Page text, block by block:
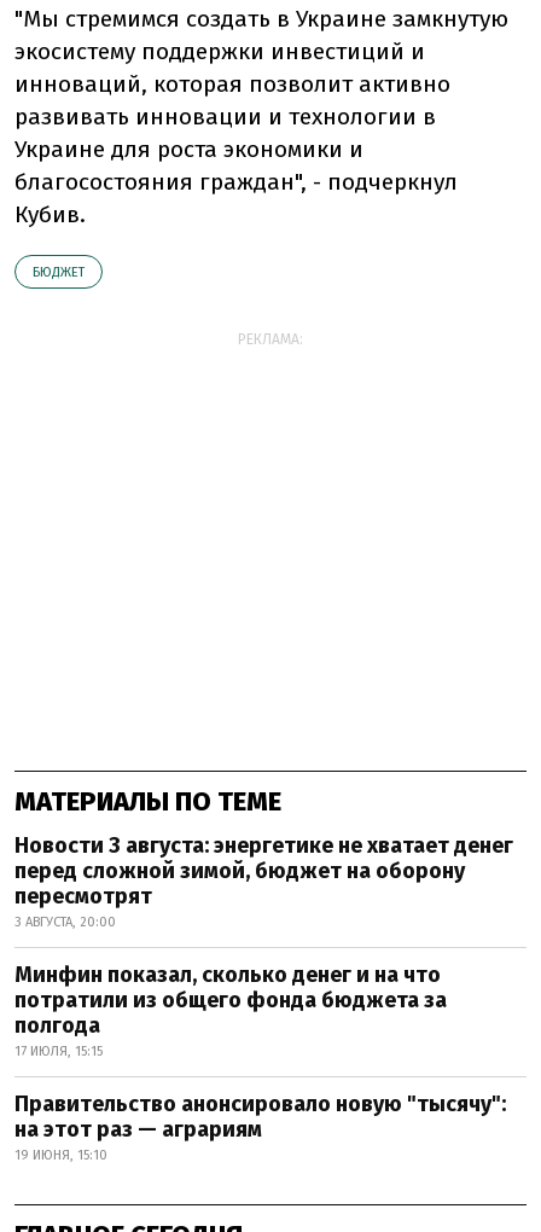
"Мы стремимся создать в Украине замкнутую
экосистему поддержки инвестиций и
инноваций, которая позволит активно
развивать инновации и технологии в
Украине для роста экономики и
благосостояния граждан", - подчеркнул
Кубив.
БЮДЖЕТ
РЕКЛАМА:
МАТЕРИАЛЫ ПО ТЕМЕ
Новости 3 августа: энергетике не хватает денег
перед сложной зимой, бюджет на оборону
пересмотрят
3 АВГУСТА, 20:00
Минфин показал, сколько денег и на что
потратили из общего фонда бюджета за
полгода
17 ИЮЛЯ, 15:15
Правительство анонсировало новую "тысячу":
на этот раз — аграриям
19 ИЮНЯ, 15:10